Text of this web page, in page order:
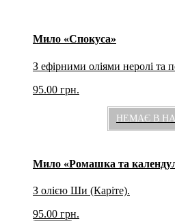
Мило «Спокуса»
З ефірними оліями неролі та
95.00 грн.
НЕМАЄ В
Мило «Ромашка та
З олією Ши (Каріте).
95.00 грн.